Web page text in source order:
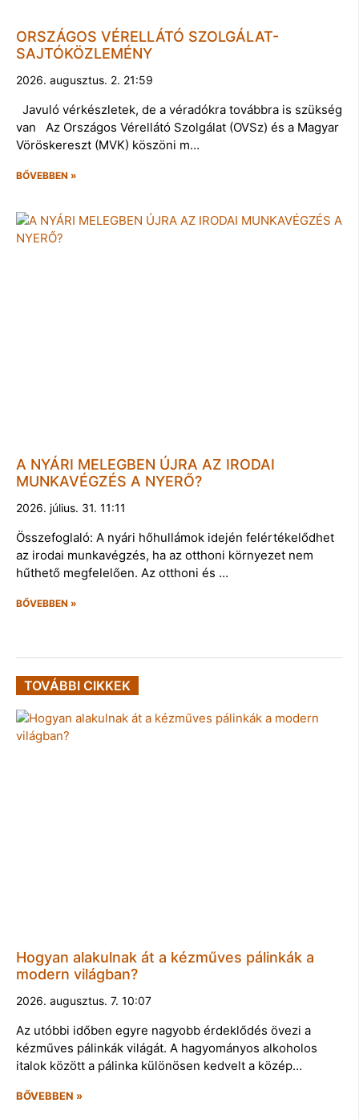
ORSZÁGOS VÉRELLÁTÓ SZOLGÁLAT-
SAJTÓKÖZLEMÉNY
2026. augusztus. 2. 21:59
Javuló vérkészletek, de a véradókra továbbra is szükség
van Az Országos Vérellátó Szolgálat (OVSz) és a Magyar
Vöröskereszt (MVK) köszöni m…
BŐVEBBEN »
A NYÁRI MELEGBEN ÚJRA AZ IRODAI
MUNKAVÉGZÉS A NYERŐ?
2026. július. 31. 11:11
Összefoglaló: A nyári hőhullámok idején felértékelődhet
az irodai munkavégzés, ha az otthoni környezet nem
hűthető megfelelően. Az otthoni és …
BŐVEBBEN »
TOVÁBBI CIKKEK
Hogyan alakulnak át a kézműves pálinkák a
modern világban?
2026. augusztus. 7. 10:07
Az utóbbi időben egyre nagyobb érdeklődés övezi a
kézműves pálinkák világát. A hagyományos alkoholos
italok között a pálinka különösen kedvelt a közép…
BŐVEBBEN »